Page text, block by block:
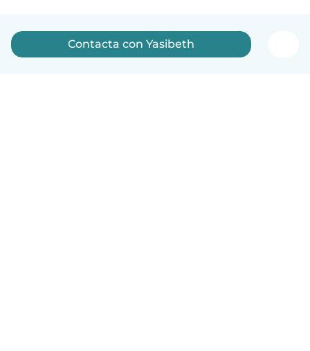
Contacta con Yasibeth